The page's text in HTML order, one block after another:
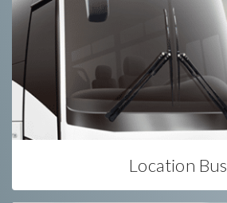
Location Bus